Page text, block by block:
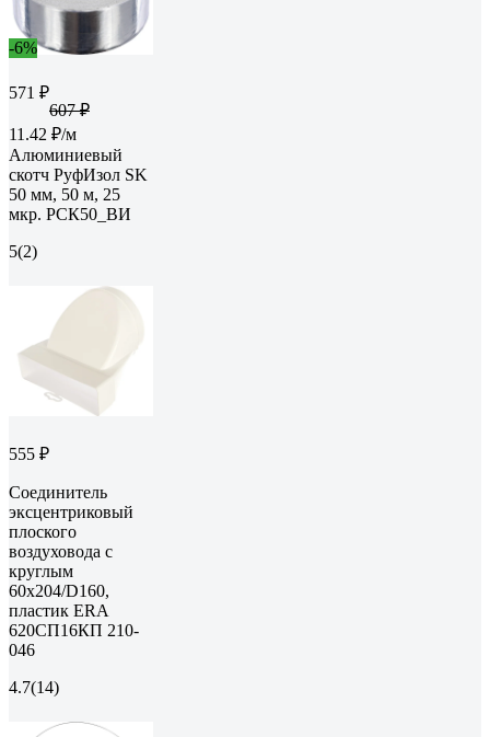
-6%
571 ₽
607 ₽
11.42 ₽/м
Алюминиевый
скотч РуфИзол SK
50 мм, 50 м, 25
мкр. РСК50_ВИ
5(2)
555 ₽
Соединитель
эксцентриковый
плоского
воздуховода с
круглым
60х204/D160,
пластик ERA
620СП16КП 210-
046
4.7(14)